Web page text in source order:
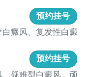
预约挂号
癜风、复发性白癜
预约挂号
疑难型白癜风、顽